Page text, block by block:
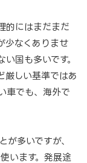
的にはまだまだ
少なくありませ
国も多いです。
厳しい基準ではあ
車でも、海外で
が多いですが、
います。発展途